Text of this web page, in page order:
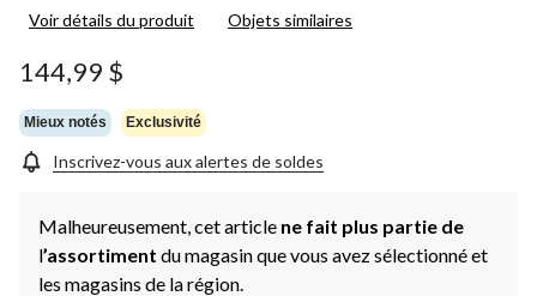
70
même
page.
Voir détails du produit Objets similaires
144,99 $
Mieux notés Exclusivité
Inscrivez-vous aux alertes de soldes
Malheureusement, cet article ne fait plus partie de
l’assortiment du magasin que vous avez sélectionné et
les magasins de la région.